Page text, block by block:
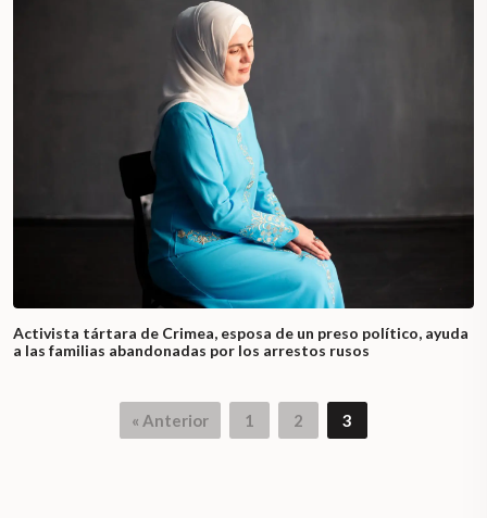
Activista tártara de Crimea, esposa de un preso político, ayuda
a las familias abandonadas por los arrestos rusos
« Anterior 1 2 3